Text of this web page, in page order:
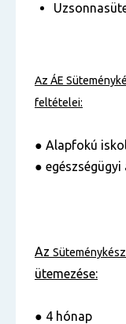
Az ÁE
feltételei:
● Alapfokú
●
Az
ütemezése:
● 4 hónap